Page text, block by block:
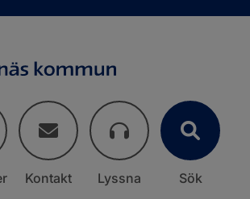
Kontakt Lyssna Sök